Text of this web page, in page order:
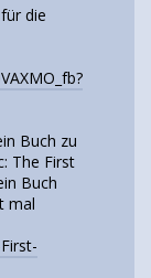
die
Buch zu
The First
Buch
mal